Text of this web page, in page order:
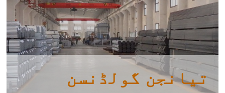
تیانجن گولڈنسن